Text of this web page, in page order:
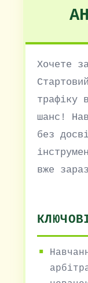
Хочете
трафіку
шанс!
без
вже